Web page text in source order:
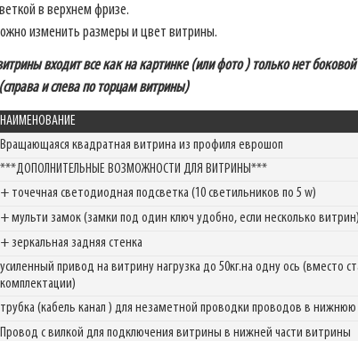
торгового оборудования
в верхнем фризе.
изменить размеры и цвет витрины.
входит все как на картинке (или фото ) только нет боковой
и слева по торцам витрины)
НАИМЕНОВАНИЕ
Вращающаяся квадратная витрина из профиля еврошоп
***ДОПОЛНИТЕЛЬНЫЕ ВОЗМОЖНОСТИ ДЛЯ ВИТРИНЫ***
+ точечная светодиодная подсветка (10 светильников по 5 w)
+ мульти замок (замки под один ключ удобно, если несколько витрин)
+ зеркальная задняя стенка
усиленный привод на витрину нагрузка до 50кг.на одну ось (вместо
комплектации)
трубка (кабель канал ) для незаметной проводки проводов в
Провод с вилкой для подключения витрины в нижней части витрины